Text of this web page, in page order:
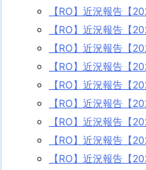
【RO】近況報告【
【RO】近況報告【
【RO】近況報告【
【RO】近況報告【
【RO】近況報告【
【RO】近況報告【
【RO】近況報告【
【RO】近況報告【
【RO】近況報告【